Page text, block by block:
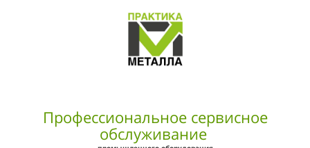
Профессиональное сервисное
обслуживание